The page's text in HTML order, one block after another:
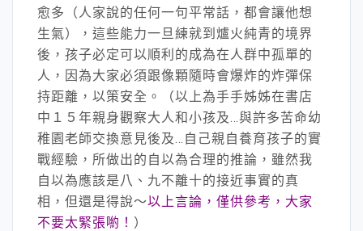
愈多（人家說的任何一句平常話，都會讓他想
生氣），這些能力一旦練就到爐火純青的境界
後，孩子必定可以順利的成為在人群中孤單的
人，因為大家必須跟像顆隨時會爆炸的炸彈保
持距離，以策安全。（以上為手手姊姊在書店
中１５年親身觀察大人和小孩及…與許多苦命幼
稚園老師交換意見後及…自己親自養育孩子的實
戰經驗，所做出的自以為合理的推論，雖然我
自以為應該是八、九不離十的接近事實的真
相，但還是得說～以上言論，僅供參考，大家
不要太緊張喲！ ）